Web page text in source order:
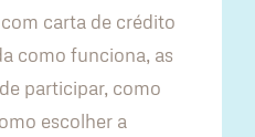
carta de crédito
como funciona, as
participar, como
escolher a